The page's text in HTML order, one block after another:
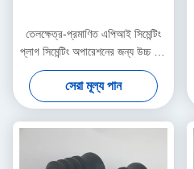
তেলক্ষেত্র-প্রমাণিত এপিআই সিমেন্টিং
প্লাগ সিমেন্টিং অপারেশনের জন্য উচ্চ চাপ
থ্রেডেড এবং উচ্চ তাপমাত্রা প্রতিরোধী
সেরা মূল্য পান